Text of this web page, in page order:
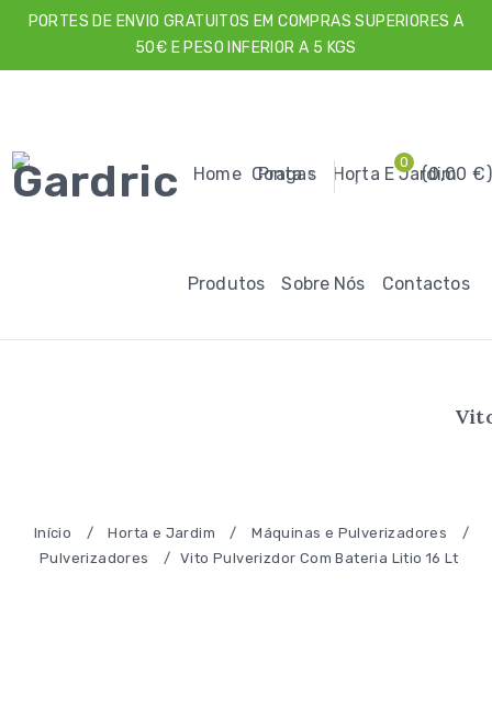
PORTES DE ENVIO GRATUITOS EM COMPRAS SUPERIORES A
50€ E PESO INFERIOR A 5 KGS
Home Pragas Horta E Jardim
Produtos Sobre Nós Contactos
0
0,00€
Conta
Início / Horta e Jardim / Máquinas e Pulverizadores
/
Pulverizadores
/ Vito Pulverizdor Com Bateria Litio 16 Lt